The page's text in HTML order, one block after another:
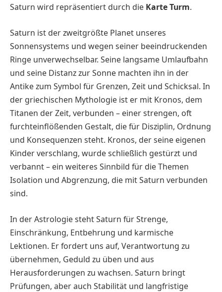
Saturn wird repräsentiert durch die Karte Turm.
Saturn ist der zweitgrößte Planet unseres
Sonnensystems und wegen seiner beeindruckenden
Ringe unverwechselbar. Seine langsame Umlaufbahn
und seine Distanz zur Sonne machten ihn in der
Antike zum Symbol für Grenzen, Zeit und Schicksal. In
der griechischen Mythologie ist er mit Kronos, dem
Titanen der Zeit, verbunden – einer strengen, oft
furchteinflößenden Gestalt, die für Disziplin, Ordnung
und Konsequenzen steht. Kronos, der seine eigenen
Kinder verschlang, wurde schließlich gestürzt und
verbannt – ein weiteres Sinnbild für die Themen
Isolation und Abgrenzung, die mit Saturn verbunden
sind.
In der Astrologie steht Saturn für Strenge,
Einschränkung, Entbehrung und karmische
Lektionen. Er fordert uns auf, Verantwortung zu
übernehmen, Geduld zu üben und aus
Herausforderungen zu wachsen. Saturn bringt
Prüfungen, aber auch Stabilität und langfristige